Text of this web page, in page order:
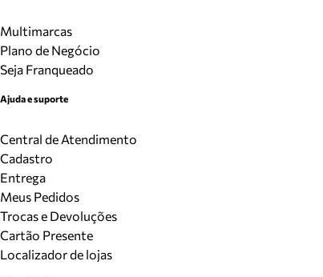
Multimarcas
Plano de Negócio
Seja Franqueado
Ajuda e suporte
Central de Atendimento
Cadastro
Entrega
Meus Pedidos
Trocas e Devoluções
Cartão Presente
Localizador de lojas